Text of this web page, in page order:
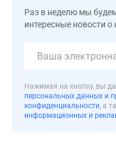
Раз в неделю мы
интересные новости
Нажимая на кнопку, вы
персональных данных и
конфиденциальности, а
информационных и